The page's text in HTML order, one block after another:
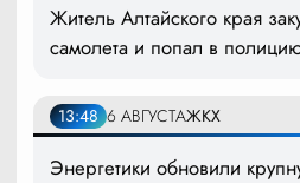
Житель Алтайского края
самолета и попал в
13:48 6 АВГУСТАЖКХ
Энергетики обновили